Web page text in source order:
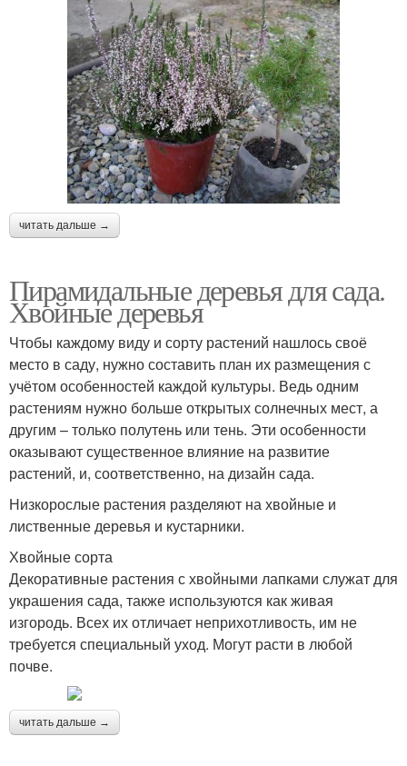
читать дальше →
Пирамидальные деревья для сада.
Хвойные деревья
Чтобы каждому виду и сорту растений нашлось своё
место в саду, нужно составить план их размещения с
учётом особенностей каждой культуры. Ведь одним
растениям нужно больше открытых солнечных мест, а
другим – только полутень или тень. Эти особенности
оказывают существенное влияние на развитие
растений, и, соответственно, на дизайн сада.
Низкорослые растения разделяют на хвойные и
лиственные деревья и кустарники.
Хвойные сорта
Декоративные растения с хвойными лапками служат для
украшения сада, также используются как живая
изгородь. Всех их отличает неприхотливость, им не
требуется специальный уход. Могут расти в любой
почве.
читать дальше →